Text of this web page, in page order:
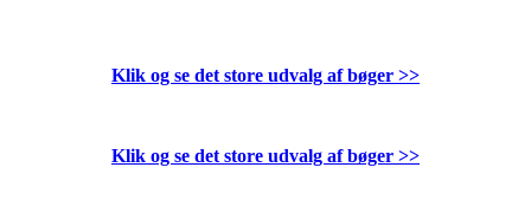
Klik og se det store udvalg af bøger >>
Klik og se det store udvalg af bøger >>